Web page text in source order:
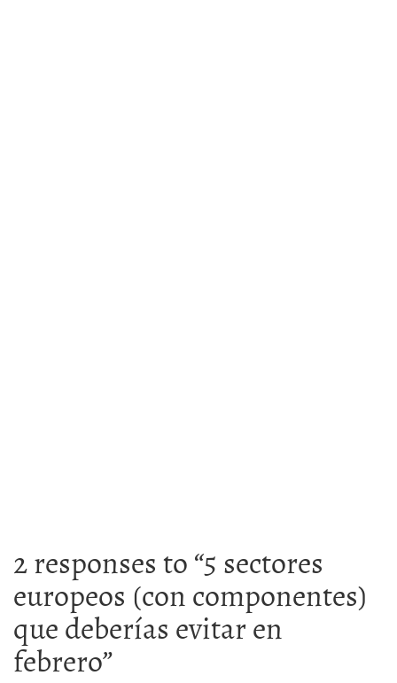
2 responses to “5 sectores
europeos (con componentes)
que deberías evitar en
febrero”